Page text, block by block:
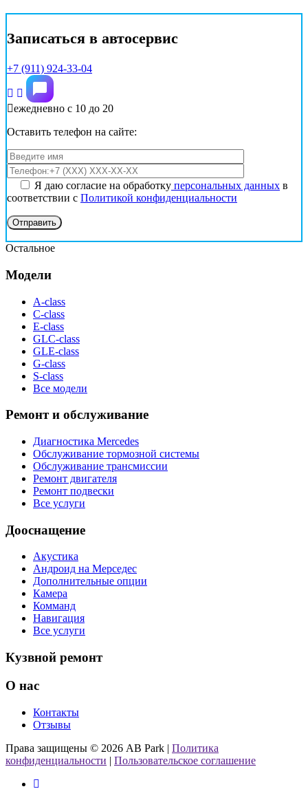
Записаться в автосервис
+7 (911) 924-33-04
ежедневно с 10 до 20
Оставить телефон на сайте:
Я даю согласие на обработку персональных данных в
соответствии с Политикой конфиденциальности
Остальное
Модели
A-class
C-class
E-class
GLC-class
GLE-class
G-class
S-class
Все модели
Ремонт и обслуживание
Диагностика Mercedes
Обслуживание тормозной системы
Обслуживание трансмиссии
Ремонт двигателя
Ремонт подвески
Все услуги
Дооснащение
Акустика
Андроид на Мерседес
Дополнительные опции
Камера
Комманд
Навигация
Все услуги
Кузвной ремонт
О нас
Контакты
Отзывы
Права защищены © 2026 AB Park | Политика
конфиденциальности | Пользовательское соглашение